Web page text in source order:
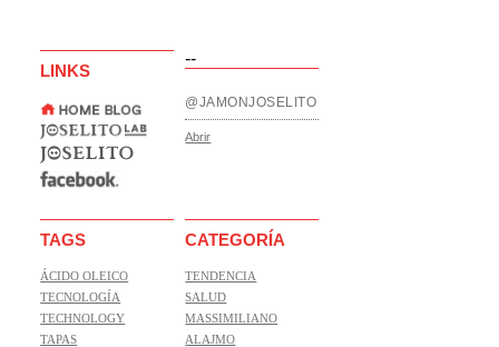
--
LINKS
@JAMONJOSELITO
Abrir
TAGS
ÁCIDO OLEICO
TECNOLOGÍA
TECHNOLOGY
TAPAS
CATEGORÍA
TENDENCIA
SALUD
MASSIMILIANO
ALAJMO